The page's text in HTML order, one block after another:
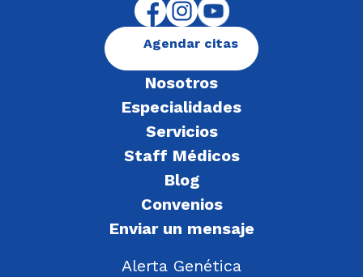
Nosotros
Especialidades
Servicios
Staff Médicos
Blog
Convenios
Enviar un mensaje
Alerta Genética
Agendar citas